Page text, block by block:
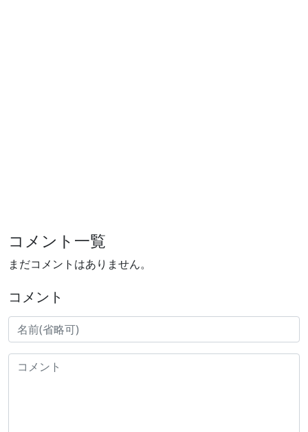
コメント一覧
まだコメントはありません。
コメント